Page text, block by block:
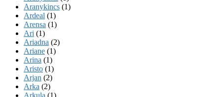
Aranykincs (1)
Ardeal (1)
Arensa (1)
Ari (1)
Ariadna (2)
Ariane (1)
Arina (1)
Aristo (1)
Arjan (2)
Arka (2)
Arkula (1)